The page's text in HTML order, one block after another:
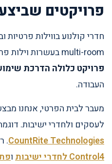
פרויקטים
חדרי קולנוע בווילות פרטיות
multi-room בעשרות וילות פרטיות ובדירות יוקרה.
פרויקט כלולה הדרכת
העבודה.
מעבר לבית הפרטי, אנחנו
לעסקים ולחדרי ישיבות.
CountRite Technologies
.
Control4 לחדרי ישיבות
ו